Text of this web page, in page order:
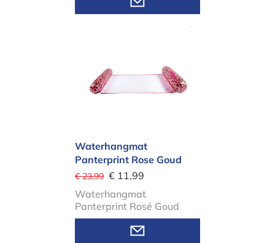
Waterhangmat
Panterprint Rose Goud
€ 23,99 € 11,99
Waterhangmat
Panterprint Rosé Goud